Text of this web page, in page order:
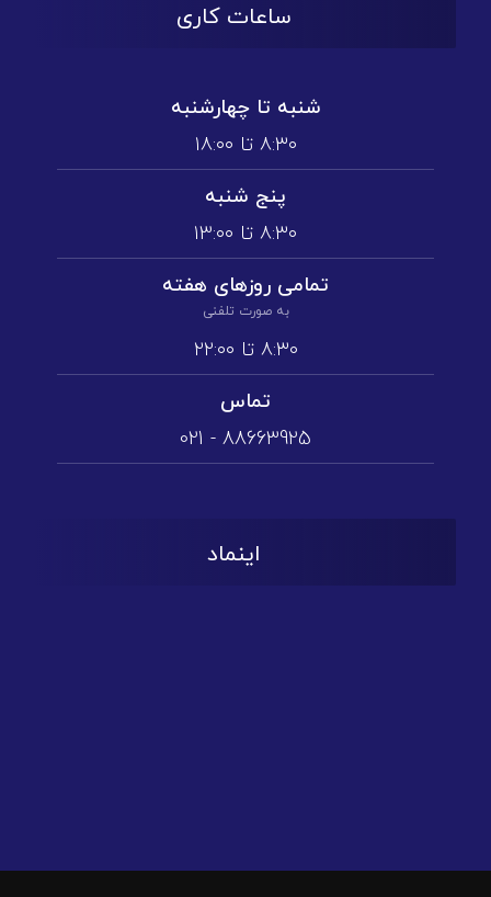
ساعات کاری
شنبه تا چهارشنبه
۸:۳۰ تا ۱۸:۰۰
پنج شنبه
۸:۳۰ تا ۱3:۰۰
تمامی روز‌های هفته
به صورت تلفنی
۸:۳۰ تا ۲۲:۰۰
تماس
88663925 - 021
اینماد